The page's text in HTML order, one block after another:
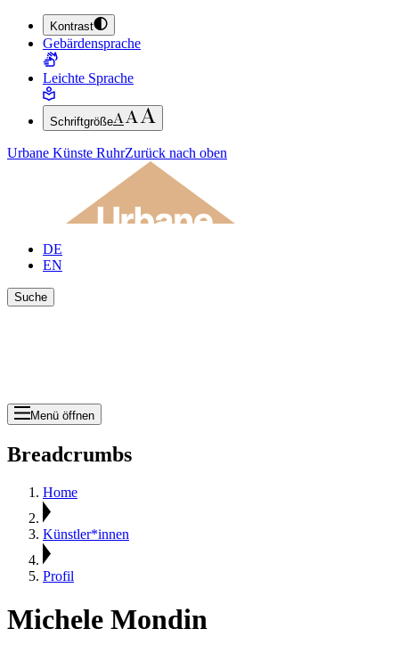
ZUM HAUPTINHALT SPRINGEN (ENTER DRÜCKEN)
ZUM FUSSBEREICH SPRINGEN (ENTER DRÜCKEN)
Kontrast
Gebärdensprache
Leichte Sprache
Schriftgröße
Urbane Künste RuhrZurück nach oben
DE
EN
Suche
Menü öffnen
Breadcrumbs
Home
Künstler*innen
Profil
Michele Mondin